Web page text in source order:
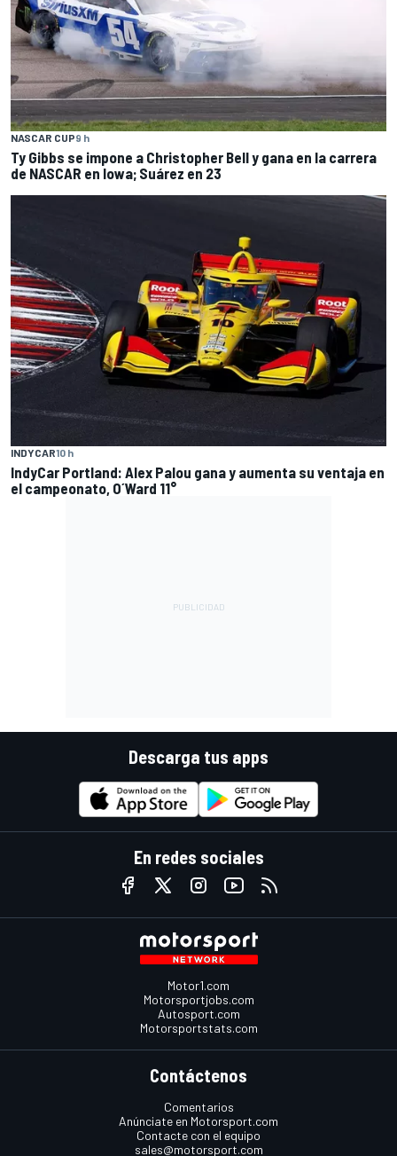
NASCAR CUP9 h
Ty Gibbs se impone a Christopher Bell y gana en la carrera
de NASCAR en Iowa; Suárez en 23
INDYCAR10 h
IndyCar Portland: Alex Palou gana y aumenta su ventaja en
el campeonato, O´Ward 11°
Descarga tus apps
En redes sociales
Motor1.com
Motorsportjobs.com
Autosport.com
Motorsportstats.com
Contáctenos
Comentarios
Anúnciate en Motorsport.com
Contacte con el equipo
sales@motorsport.com